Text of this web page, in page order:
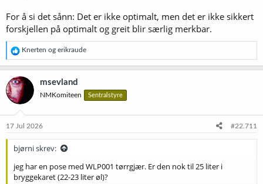
For å si det sånn: Det er ikke optimalt, men det er ikke sikkert
forskjellen på optimalt og greit blir særlig merkbar.
R
e
a
k
s
j
o
e
Knerten og erikraude
msevland
NMKomiteen Sentralstyre
17 Jul 2026 #22.711
bjørni skrev:
jeg har en pose med WLP001 tørrgjær. Er den nok til 25 liter i
bryggekaret (22-23 liter øl)?